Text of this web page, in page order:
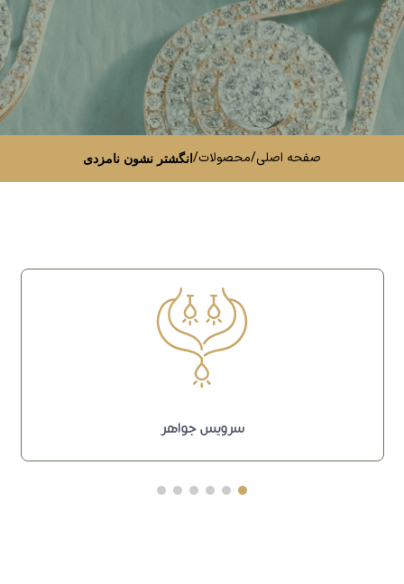
صفحه اصلی/محصولات/انگشتر نشون نامزدی
سرویس جواهر